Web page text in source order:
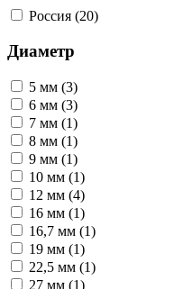
Россия (20)
Диаметр
5 мм (3)
6 мм (3)
7 мм (1)
8 мм (1)
9 мм (1)
10 мм (1)
12 мм (4)
16 мм (1)
16,7 мм (1)
19 мм (1)
22,5 мм (1)
27 мм (1)